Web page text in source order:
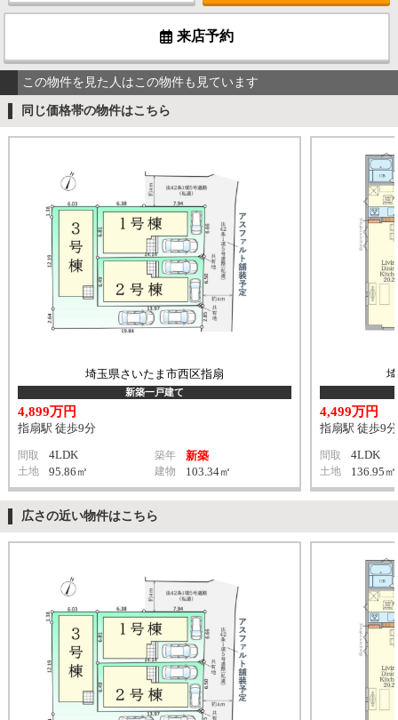
来店予約
この物件を見た人はこの物件も見ています
同じ価格帯の物件はこちら
埼玉県さいたま市西区指扇
新築一戸建て
4,899万円
指扇駅 徒歩9分
間取 4LDK 築年 新築
土地 95.86㎡ 建物 103.34㎡
4,499万円
指扇駅 徒歩9分
間取 4LDK
土地 136.95㎡
広さの近い物件はこちら